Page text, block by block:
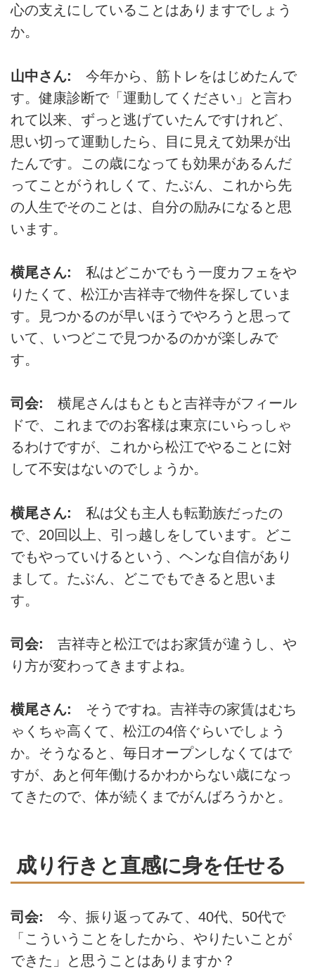
心の支えにしていることはありますでしょう
か。
山中さん: 今年から、筋トレをはじめたんで
す。健康診断で「運動してください」と言わ
れて以来、ずっと逃げていたんですけれど、
思い切って運動したら、目に見えて効果が出
たんです。この歳になっても効果があるんだ
ってことがうれしくて、たぶん、これから先
の人生でそのことは、自分の励みになると思
います。
横尾さん: 私はどこかでもう一度カフェをや
りたくて、松江か吉祥寺で物件を探していま
す。見つかるのが早いほうでやろうと思って
いて、いつどこで見つかるのかが楽しみで
す。
司会: 横尾さんはもともと吉祥寺がフィール
ドで、これまでのお客様は東京にいらっしゃ
るわけですが、これから松江でやることに対
して不安はないのでしょうか。
横尾さん: 私は父も主人も転勤族だったの
で、20回以上、引っ越しをしています。どこ
でもやっていけるという、ヘンな自信があり
まして。たぶん、どこでもできると思いま
す。
司会: 吉祥寺と松江ではお家賃が違うし、や
り方が変わってきますよね。
横尾さん: そうですね。吉祥寺の家賃はむち
ゃくちゃ高くて、松江の4倍ぐらいでしょう
か。そうなると、毎日オープンしなくてはで
すが、あと何年働けるかわからない歳になっ
てきたので、体が続くまでがんばろうかと。
成り行きと直感に身を任せる
司会: 今、振り返ってみて、40代、50代で
「こういうことをしたから、やりたいことが
できた」と思うことはありますか？